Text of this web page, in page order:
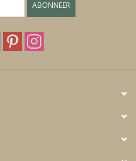
ABONNEER